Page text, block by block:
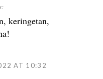
keringetan,
AT 10:32